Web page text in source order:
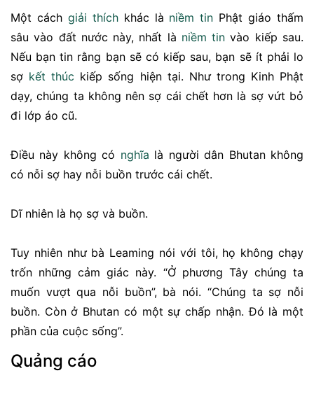
Một cách giải thíchkhác là niềm tin Phật giáo thấm
sâu vào đất nước này, nhất là niềm tin vào kiếp sau.
Nếu bạn tin rằng bạn sẽ có kiếp sau, bạn sẽ ít phải lo
sợ kết thúc kiếp sống hiện tại. Như trong Kinh Phật
dạy, chúng ta không nên sợ cái chết hơn là sợ vứt bỏ
đi lớp áo cũ.
Điều này không có nghĩa là người dân Bhutan không
có nỗi sợ hay nỗi buồn trước cái chết.
Dĩ nhiên là họ sợ và buồn.
Tuy nhiên như bà Leaming nói với tôi, họ không chạy
trốn những cảm giác này. “Ở phương Tây chúng ta
muốn vượt qua nỗi buồn”, bà nói. “Chúng ta sợ nỗi
buồn. Còn ở Bhutan có một sự chấp nhận. Đó là một
phần của cuộc sống”.
Quảng cáo